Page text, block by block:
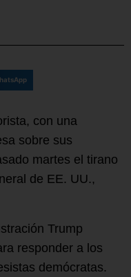
con una
sobre sus
martes el tirano
de EE. UU.,
Trump
responder a los
demócratas.